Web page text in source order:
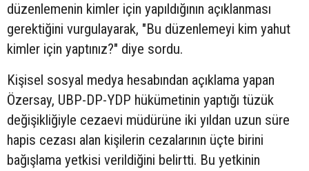
düzenlemenin kimler için yapıldığının açıklanması
gerektiğini vurgulayarak, "Bu düzenlemeyi kim yahut
kimler için yaptınız?" diye sordu.
Kişisel sosyal medya hesabından açıklama yapan
Özersay, UBP-DP-YDP hükümetinin yaptığı tüzük
değişikliğiyle cezaevi müdürüne iki yıldan uzun süre
hapis cezası alan kişilerin cezalarının üçte birini
bağışlama yetkisi verildiğini belirtti. Bu yetkinin